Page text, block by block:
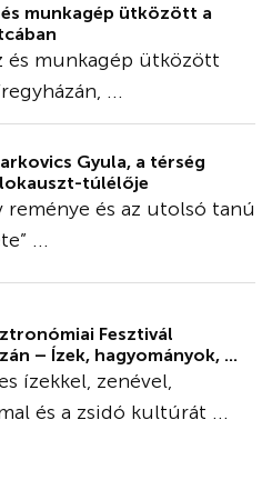
munkagép ütközött a
és munkagép ütközött
...
Gyula, a térség
túlélője
reménye és az utolsó tanú
...
Fesztivál
– Ízek, hagyományok, ...
ízekkel, zenével,
és a zsidó kultúrát ...